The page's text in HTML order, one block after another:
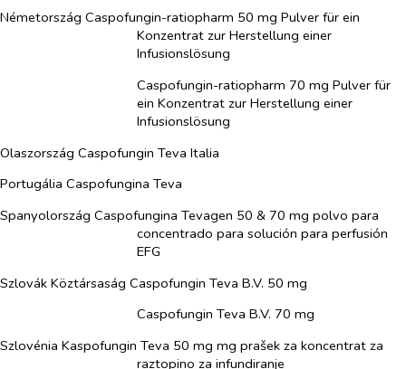
Németország Caspofungin-ratiopharm 50 mg Pulver für ein
Konzentrat zur Herstellung einer
Infusionslösung
Caspofungin-ratiopharm 70 mg Pulver für
ein Konzentrat zur Herstellung einer
Infusionslösung
Olaszország Caspofungin Teva Italia
Portugália Caspofungina Teva
Spanyolország Caspofungina Tevagen 50 & 70 mg polvo para
concentrado para solución para perfusión
EFG
Szlovák Köztársaság Caspofungin Teva B.V. 50 mg
Caspofungin Teva B.V. 70 mg
Szlovénia Kaspofungin Teva 50 mg mg prašek za koncentrat za
raztopino za infundiranje